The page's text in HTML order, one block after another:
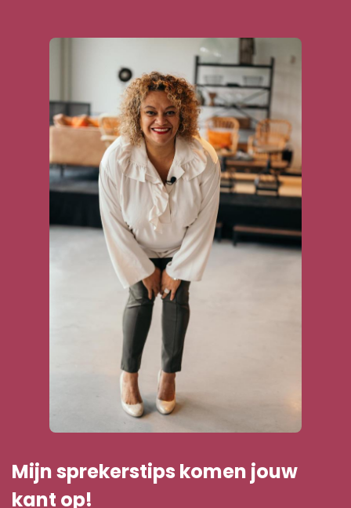
Mijn sprekerstips komen jouw
kant op!